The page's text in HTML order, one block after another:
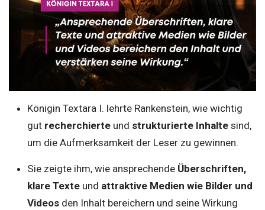
Königin Textara I. lehrte Rankenstein, wie wichtig
gut recherchierte und strukturierte Inhalte sind,
um die Aufmerksamkeit der Leser zu gewinnen.
Sie zeigte ihm, wie ansprechendeÜberschriften,
klare Texteund attraktive Medien wie Bilder und
Videosden Inhalt bereichern und seine Wirkung